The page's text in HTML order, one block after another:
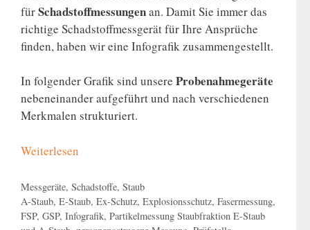
fürSchadstoffmessungenan. Damit Sie immer das
richtige Schadstoffmessgerät für Ihre Ansprüche
finden, haben wir eine Infografik zusammengestellt.
In folgender Grafik sind unsere Probenahmegeräte
nebeneinander aufgeführt und nach verschiedenen
Merkmalen strukturiert.
Weiterlesen
Kategorien
Messgeräte, Schadstoffe, Staub
Schlagwörter
A-Staub, E-Staub, Ex-Schutz, Explosionsschutz, Fasermessung,
FSP, GSP, Infografik, Partikelmessung Staubfraktion E-Staub